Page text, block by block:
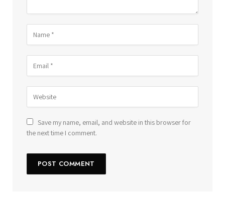
Save my name, email, and website in this browser for
the next time I comment.